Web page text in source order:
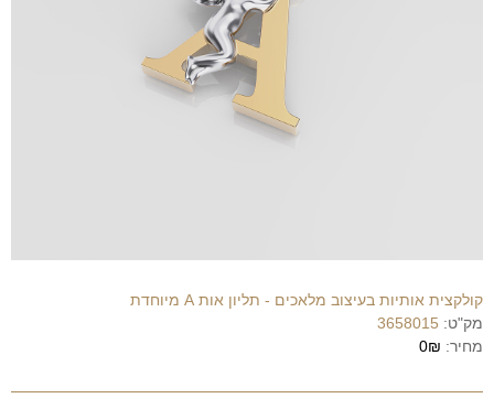
קולקצית אותיות בעיצוב מלאכים - תליון אות A מיוחדת
מק"ט: 3658015
מחיר: 0₪